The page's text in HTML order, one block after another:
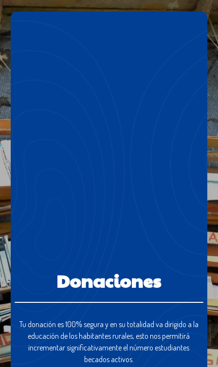
Donaciones
Tu donación es 100% segura y en su totalidad va dirigido a la
educación de los habitantes rurales, esto nos permitirá
incrementar significativamente el número estudiantes
becados activos.